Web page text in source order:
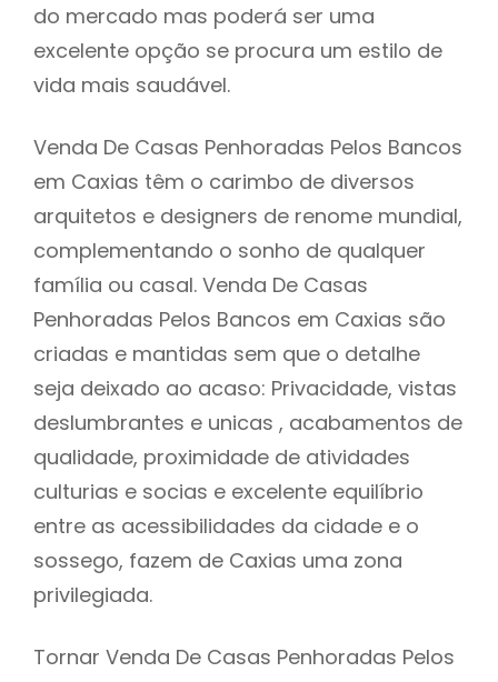
do mercado mas poderá ser uma
excelente opção se procura um estilo de
vida mais saudável.
Venda De Casas Penhoradas Pelos Bancos
em Caxias têm o carimbo de diversos
arquitetos e designers de renome mundial,
complementando o sonho de qualquer
família ou casal. Venda De Casas
Penhoradas Pelos Bancos em Caxias são
criadas e mantidas sem que o detalhe
seja deixado ao acaso: Privacidade, vistas
deslumbrantes e unicas , acabamentos de
qualidade, proximidade de atividades
culturias e socias e excelente equilíbrio
entre as acessibilidades da cidade e o
sossego, fazem de Caxias uma zona
privilegiada.
Tornar Venda De Casas Penhoradas Pelos